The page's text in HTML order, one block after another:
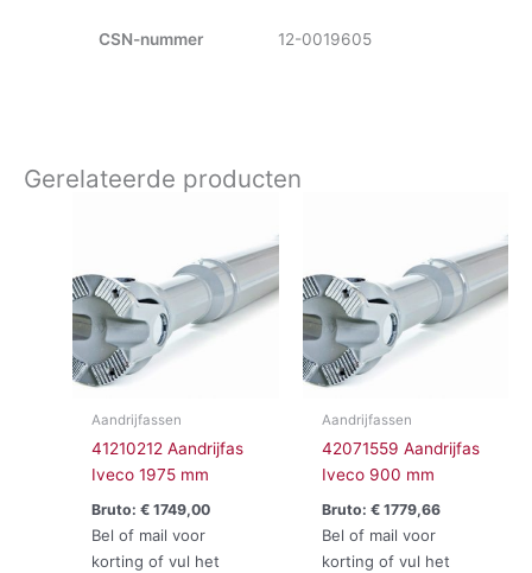
CSN-nummer 12-0019605
Gerelateerde producten
Aandrijfassen
41210212 Aandrijfas
Iveco 1975 mm
Bruto:€ 1749,00
Bel of mail voor
korting of vul het
Aandrijfassen
42071559 Aandrijfas
Iveco 900 mm
Bruto: €1779,66
Bel of mail voor
korting of vul het